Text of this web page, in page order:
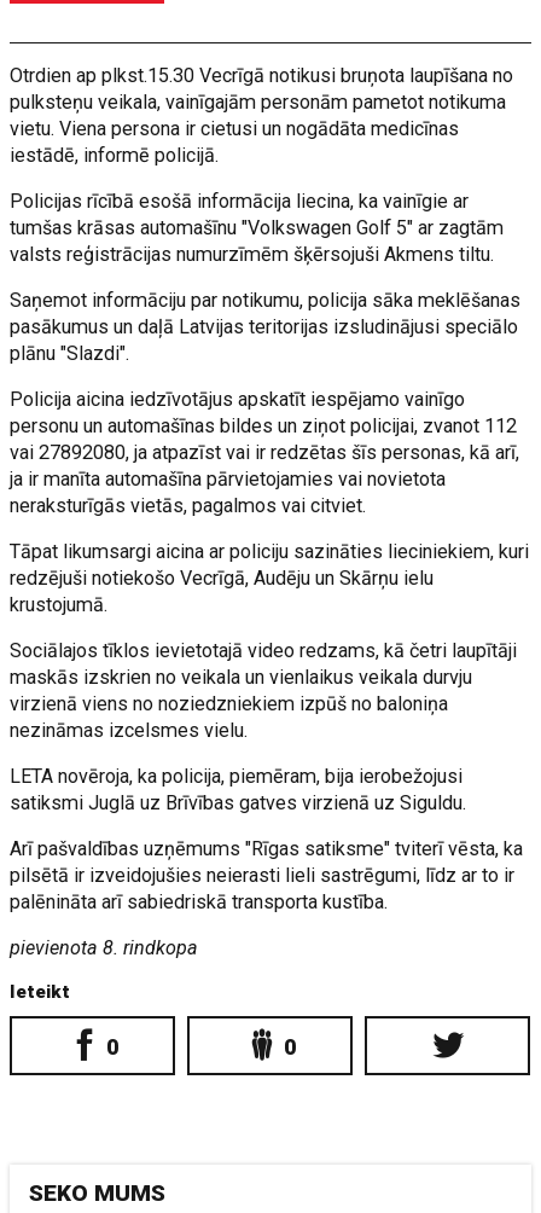
Otrdien ap plkst.15.30 Vecrīgā notikusi bruņota laupīšana no
pulksteņu veikala, vainīgajām personām pametot notikuma
vietu. Viena persona ir cietusi un nogādāta medicīnas
iestādē, informē policijā.
Policijas rīcībā esošā informācija liecina, ka vainīgie ar
tumšas krāsas automašīnu "Volkswagen Golf 5" ar zagtām
valsts reģistrācijas numurzīmēm šķērsojuši Akmens tiltu.
Saņemot informāciju par notikumu, policija sāka meklēšanas
pasākumus un daļā Latvijas teritorijas izsludinājusi speciālo
plānu "Slazdi".
Policija aicina iedzīvotājus apskatīt iespējamo vainīgo
personu un automašīnas bildes un ziņot policijai, zvanot 112
vai 27892080, ja atpazīst vai ir redzētas šīs personas, kā arī,
ja ir manīta automašīna pārvietojamies vai novietota
neraksturīgās vietās, pagalmos vai citviet.
Tāpat likumsargi aicina ar policiju sazināties lieciniekiem, kuri
redzējuši notiekošo Vecrīgā, Audēju un Skārņu ielu
krustojumā.
Sociālajos tīklos ievietotajā video redzams, kā četri laupītāji
maskās izskrien no veikala un vienlaikus veikala durvju
virzienā viens no noziedzniekiem izpūš no baloniņa
nezināmas izcelsmes vielu.
LETA novēroja, ka policija, piemēram, bija ierobežojusi
satiksmi Juglā uz Brīvības gatves virzienā uz Siguldu.
Arī pašvaldības uzņēmums "Rīgas satiksme" tviterī vēsta, ka
pilsētā ir izveidojušies neierasti lieli sastrēgumi, līdz ar to ir
palēnināta arī sabiedriskā transporta kustība.
pievienota 8. rindkopa
Ieteikt
0 0
SEKO MUMS